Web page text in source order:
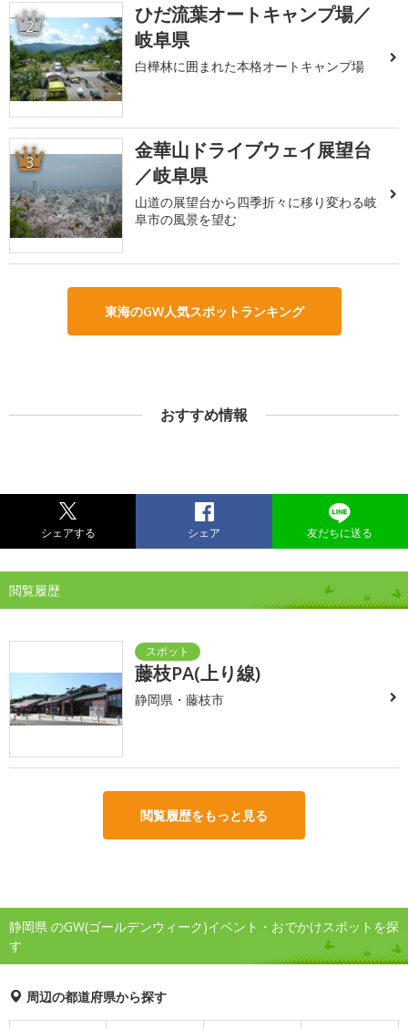
2
ひだ流葉オートキャンプ場／
岐阜県
白樺林に囲まれた本格オートキャンプ場
3
金華山ドライブウェイ展望台
／岐阜県
山道の展望台から四季折々に移り変わる岐
阜市の風景を望む
東海のGW人気スポットランキング
おすすめ情報
シェアする シェア 友だちに送る
閲覧履歴
藤枝PA(上り線)
静岡県・藤枝市
閲覧履歴をもっと見る
静岡県 のGW(ゴールデンウィーク)イベント・おでかけスポットを探
す
周辺の都道府県から探す